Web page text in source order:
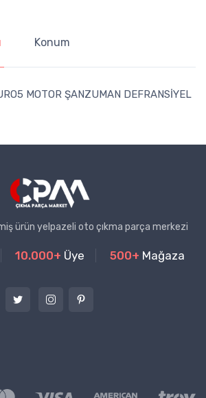
Konum
MOTOR ŞANZUMAN DEFRANSİYEL
ürün yelpazeli oto çıkma parça merkezi
10.000+ Üye 500+ Mağaza